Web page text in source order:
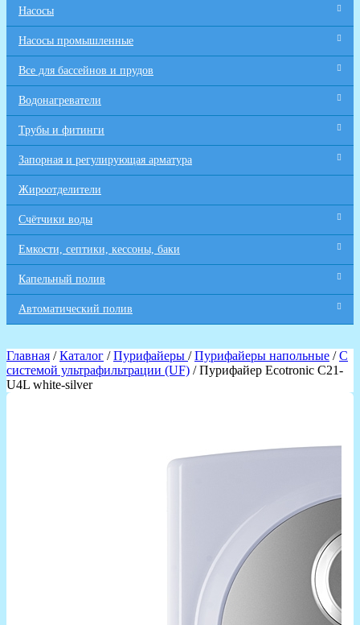
Насосы
Насосы промышленные
Все для бaссейнов и прудов
Водонагреватели
Трубы и фитинги
Запорная и регулирующая арматура
Жироотделители
Счётчики воды
Емкости, септики, кессоны, баки
Капельный полив
Автоматический полив
Главная /Каталог /Пурифайеры /Пурифайеры напольные /С
системой ультрафильтрации (UF) / Пурифайер Ecotronic C21-
U4L white-silver